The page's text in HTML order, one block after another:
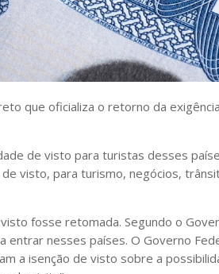
que oficializa o retorno da
de visto para turistas desses
visto, para turismo, negócios,
fosse retomada. Segundo o
nesses países. O Governo
a isenção de visto sobre a